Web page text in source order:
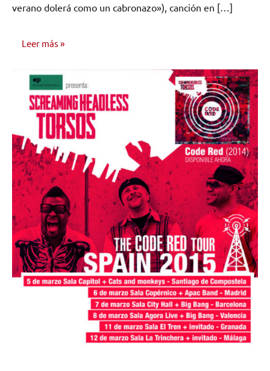
verano dolerá como un cabronazo»), canción en […]
Leer más
NOTICIAS